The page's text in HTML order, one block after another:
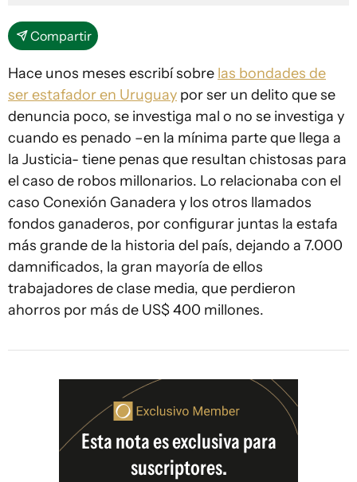
Compartir
Hace unos meses escribí sobre las bondades de
ser estafador en Uruguay por ser un delito que se
denuncia poco, se investiga mal o no se investiga y
cuando es penado –en la mínima parte que llega a
la Justicia- tiene penas que resultan chistosas para
el caso de robos millonarios. Lo relacionaba con el
caso Conexión Ganadera y los otros llamados
fondos ganaderos, por configurar juntas la estafa
más grande de la historia del país, dejando a 7.000
damnificados, la gran mayoría de ellos
trabajadores de clase media, que perdieron
ahorros por más de US$ 400 millones.
Esta nota es exclusiva para
suscriptores.